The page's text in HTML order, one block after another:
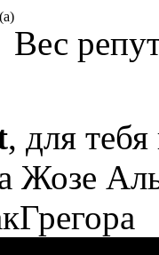
Вес
, для
Жозе